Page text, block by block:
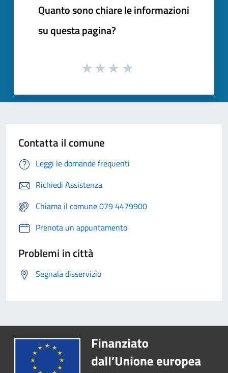
Quanto sono chiare le informazioni
su questa pagina?
Contatta il comune
Leggi le domande frequenti
Richiedi Assistenza
Chiama il comune 079 4479900
Prenota un appuntamento
Problemi in città
Segnala disservizio